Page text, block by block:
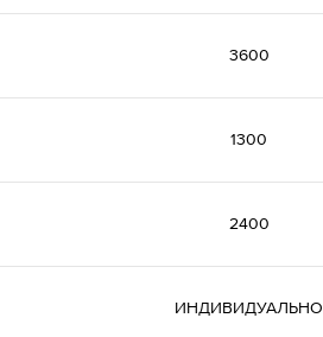
3600
1300
2400
ИНДИВИДУАЛЬНО